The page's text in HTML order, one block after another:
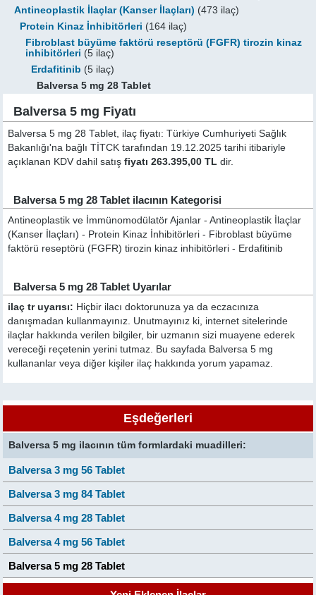
Antineoplastik İlaçlar (Kanser İlaçları) (473 ilaç)
Protein Kinaz İnhibitörleri (164 ilaç)
Fibroblast büyüme faktörü reseptörü (FGFR) tirozin kinaz
inhibitörleri (5 ilaç)
Erdafitinib (5 ilaç)
Balversa 5 mg 28 Tablet
Balversa 5 mg Fiyatı
Balversa 5 mg 28 Tablet, ilaç fiyatı: Türkiye Cumhuriyeti Sağlık
Bakanlığı'na bağlı TİTCK tarafından 19.12.2025 tarihi itibariyle
açıklanan KDV dahil satışfiyatı 263.395,00 TL dir.
Balversa 5 mg 28 Tablet ilacının Kategorisi
Antineoplastik ve İmmünomodülatör Ajanlar - Antineoplastik İlaçlar
(Kanser İlaçları) - Protein Kinaz İnhibitörleri - Fibroblast büyüme
faktörü reseptörü (FGFR) tirozin kinaz inhibitörleri - Erdafitinib
Balversa 5 mg 28 Tablet Uyarılar
ilaç tr uyarısı: Hiçbir ilacı doktorunuza ya da eczacınıza
danışmadan kullanmayınız. Unutmayınız ki, internet sitelerinde
ilaçlar hakkında verilen bilgiler, bir uzmanın sizi muayene ederek
vereceği reçetenin yerini tutmaz. Bu sayfada Balversa 5 mg
kullananlar veya diğer kişiler ilaç hakkında yorum yapamaz.
Eşdeğerleri
Balversa 5 mg ilacının tüm formlardaki muadilleri:
Balversa 3 mg 56 Tablet
Balversa 3 mg 84 Tablet
Balversa 4 mg 28 Tablet
Balversa 4 mg 56 Tablet
Balversa 5 mg 28 Tablet